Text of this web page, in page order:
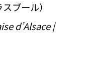
ブール）
d’Alsace |